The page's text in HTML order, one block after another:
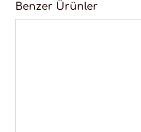
Benzer Ürünler